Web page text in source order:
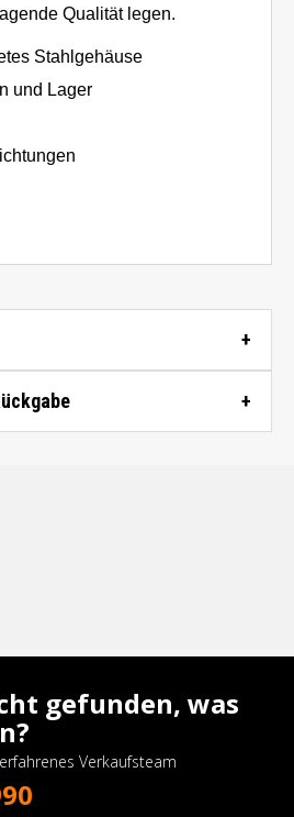
Qualität legen.
Stahlgehäuse
und Lager
gefunden, was
Verkaufsteam